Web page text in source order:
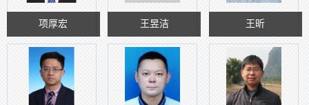
项厚宏 王昱洁 王昕